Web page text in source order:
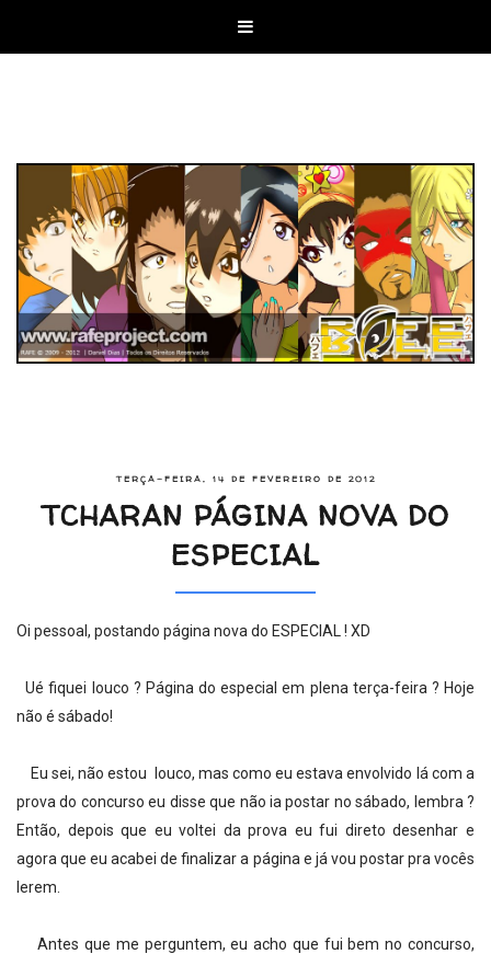

TERÇA-FEIRA, 14 DE FEVEREIRO DE 2012
TCHARAN PÁGINA NOVA DO
ESPECIAL
Oi pessoal, postando página nova do ESPECIAL ! XD
Ué fiquei louco ? Página do especial em plena terça-feira ? Hoje
não é sábado!
Eu sei, não estou louco, mas como eu estava envolvido lá com a
prova do concurso eu disse que não ia postar no sábado, lembra ?
Então, depois que eu voltei da prova eu fui direto desenhar e
agora que eu acabei de finalizar a página e já vou postar pra vocês
lerem.
Antes que me perguntem, eu acho que fui bem no concurso,